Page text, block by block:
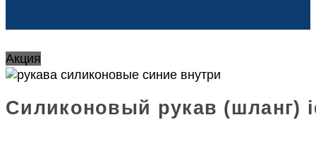
Акция
Силиконовый рукав (шланг)